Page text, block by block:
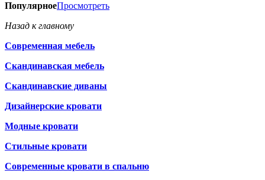
ПопулярноеПросмотреть
Назад к главному
Современная мебель
Скандинавская мебель
Скандинавские диваны
Дизайнерские кровати
Модные кровати
Стильные кровати
Современные кровати в спальню